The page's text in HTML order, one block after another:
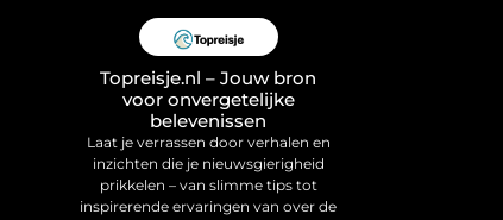
Topreisje.nl – Jouw bron
voor onvergetelijke
belevenissen
Laat je verrassen door verhalen en
inzichten die je nieuwsgierigheid
prikkelen – van slimme tips tot
inspirerende ervaringen van over de